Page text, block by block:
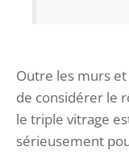
Outre les murs
de considérer le
le triple vitrage
sérieusement